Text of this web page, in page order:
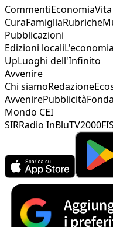
CommentiEconomia
CuraFamigliaRubriche
Pubblicazioni
Edizioni locali
UpLuoghi dell'Infinito
Avvenire
Chi siamoRedazione
AvvenirePubblicità
Mondo CEI
SIRRadio InBluTV2000